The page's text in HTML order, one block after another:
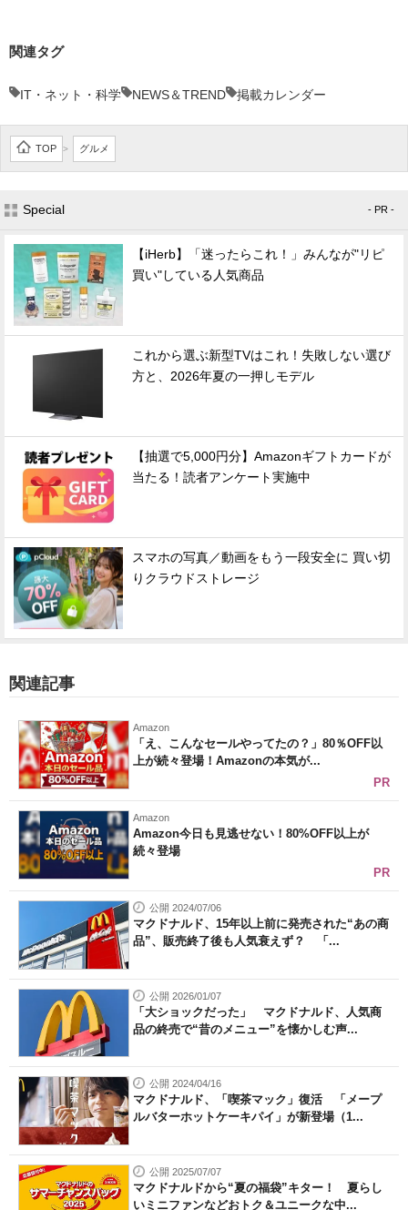
関連タグ
IT・ネット・科学 NEWS＆TREND 掲載カレンダー
TOP > グルメ
Special - PR -
【iHerb】「迷ったらこれ！」みんなが"リピ
買い"している人気商品
これから選ぶ新型TVはこれ！失敗しない選び
方と、2026年夏の一押しモデル
【抽選で5,000円分】Amazonギフトカードが
当たる！読者アンケート実施中
スマホの写真／動画をもう一段安全に 買い切
りクラウドストレージ
関連記事
Amazon
「え、こんなセールやってたの？」80％OFF以
上が続々登場！Amazonの本気が...
PR
Amazon
Amazon今日も見逃せない！80%OFF以上が
続々登場
PR
公開 2024/07/06
マクドナルド、15年以上前に発売された“あの商
品”、販売終了後も人気衰えず？ 「...
公開 2026/01/07
「大ショックだった」 マクドナルド、人気商
品の終売で“昔のメニュー”を懐かしむ声...
公開 2024/04/16
マクドナルド、「喫茶マック」復活 「メープ
ルバターホットケーキパイ」が新登場（1...
公開 2025/07/07
マクドナルドから“夏の福袋”キター！ 夏らし
いミニファンなどおトク＆ユニークな中...